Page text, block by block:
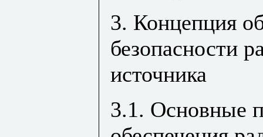
3. Концепция
безопасности
источника
3.1. Основные